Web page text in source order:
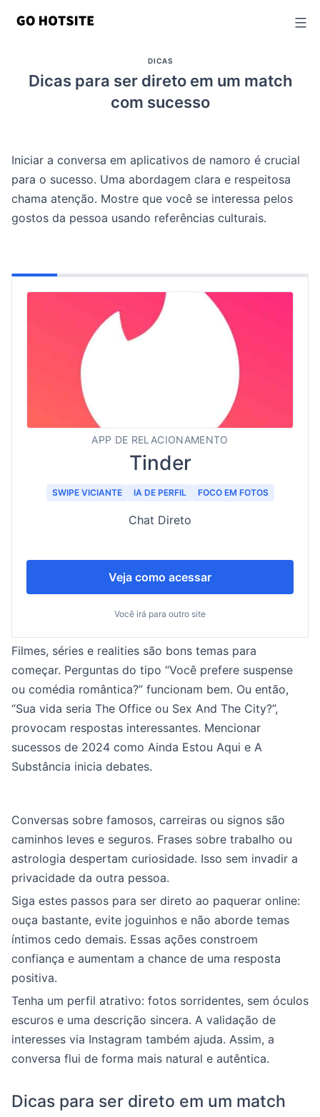
conteúdo
DICAS
Dicas para ser direto em um match
com sucesso
Iniciar a conversa em aplicativos de namoro é crucial
para o sucesso. Uma abordagem clara e respeitosa
chama atenção. Mostre que você se interessa pelos
gostos da pessoa usando referências culturais.
APP DE RELACIONAMENTO
Tinder
SWIPE VICIANTE IA DE PERFIL FOCO EM FOTOS
Chat Direto
Veja como acessar
Você irá para outro site
Filmes, séries e realities são bons temas para
começar. Perguntas do tipo “Você prefere suspense
ou comédia romântica?” funcionam bem. Ou então,
“Sua vida seria The Office ou Sex And The City?”,
provocam respostas interessantes. Mencionar
sucessos de 2024 como Ainda Estou Aqui e A
Substância inicia debates.
Conversas sobre famosos, carreiras ou signos são
caminhos leves e seguros. Frases sobre trabalho ou
astrologia despertam curiosidade. Isso sem invadir a
privacidade da outra pessoa.
Siga estes passos para ser direto ao paquerar online:
ouça bastante, evite joguinhos e não aborde temas
íntimos cedo demais. Essas ações constroem
confiança e aumentam a chance de uma resposta
positiva.
Tenha um perfil atrativo: fotos sorridentes, sem óculos
escuros e uma descrição sincera. A validação de
interesses via Instagram também ajuda. Assim, a
conversa flui de forma mais natural e autêntica.
Dicas para ser direto em um match